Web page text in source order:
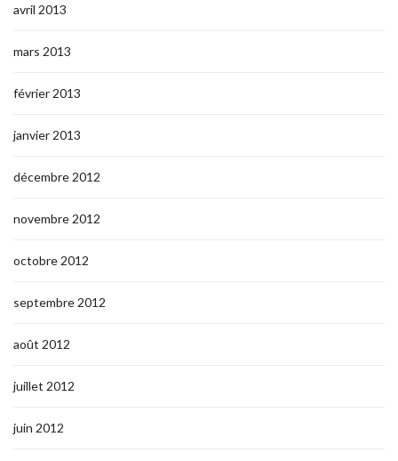
avril 2013
mars 2013
février 2013
janvier 2013
décembre 2012
novembre 2012
octobre 2012
septembre 2012
août 2012
juillet 2012
juin 2012